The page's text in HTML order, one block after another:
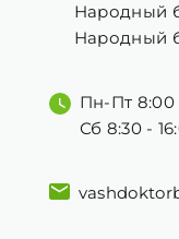
Народный
Народный
Пн-Пт 8:00
Сб 8:30 -